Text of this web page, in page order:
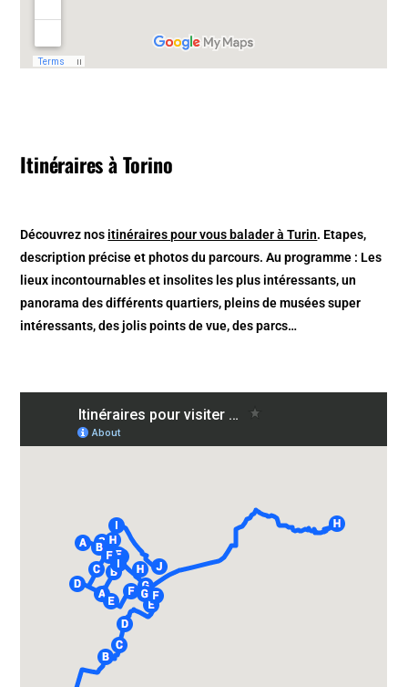
Itinéraires à Torino
Découvrez nos itinéraires pour vous balader à Turin. Etapes,
description précise et photos du parcours. Au programme : Les
lieux incontournables et insolites les plus intéressants, un
panorama des différents quartiers, pleins de musées super
intéressants, des jolis points de vue, des parcs…